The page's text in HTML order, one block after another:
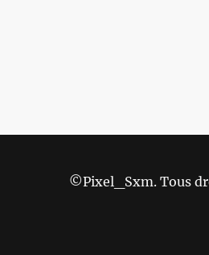
©Pixel_Sxm. Tous